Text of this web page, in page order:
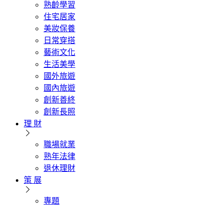
熟齡學習
住宅居家
美妝保養
日常穿搭
藝術文化
生活美學
國外旅遊
國內旅遊
創新善終
創新長照
理 財
職場就業
熟年法律
退休理財
策 展
專題